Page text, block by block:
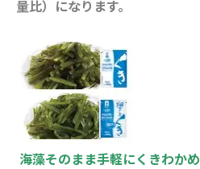
量比）になります。
海藻そのまま手軽にくきわかめ